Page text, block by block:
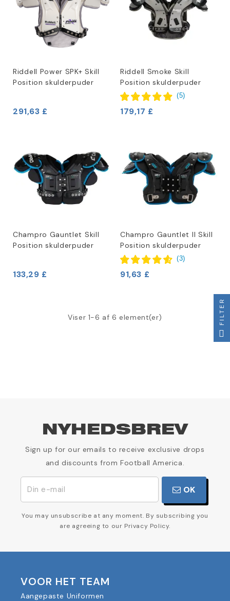
Riddell Power SPK+ Skill
Position skulderpuder
291,63 £
Riddell Smoke Skill
Position skulderpuder
(5)
179,17 £
Champro Gauntlet Skill
Position skulderpuder
133,29 £
Champro Gauntlet II Skill
Position skulderpuder
(3)
91,63 £
Viser 1-6 af 6 element(er)
NYHEDSBREV
Sign up for our emails to receive exclusive drops
and discounts from Football America.
OK
You may unsubscribe at any moment. By subscribing you
are agreeing to our Privacy Policy.
VOOR HET TEAM
Aangepaste Uniformen
FILTER